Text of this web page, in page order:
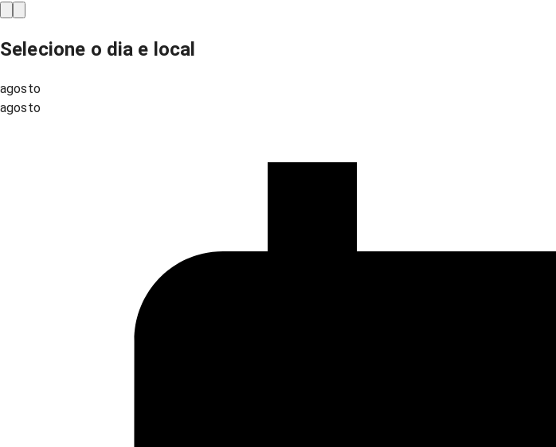
Selecione o dia e local
agosto
agosto